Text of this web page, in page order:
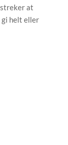
at
gi helt eller